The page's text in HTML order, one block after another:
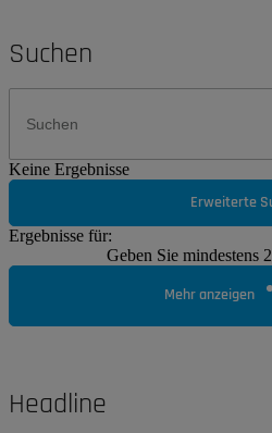
Suchen
Keine Ergebnisse
Erweiterte
Ergebnisse für:
Geben Sie mindestens
Mehr anzeigen
Headline